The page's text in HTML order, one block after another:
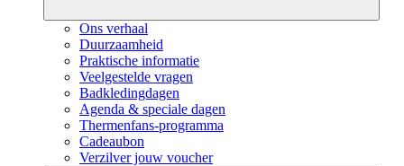
Ons verhaal
Duurzaamheid
Praktische informatie
Veelgestelde vragen
Badkledingdagen
Agenda & speciale dagen
Thermenfans-programma
Cadeaubon
Verzilver jouw voucher